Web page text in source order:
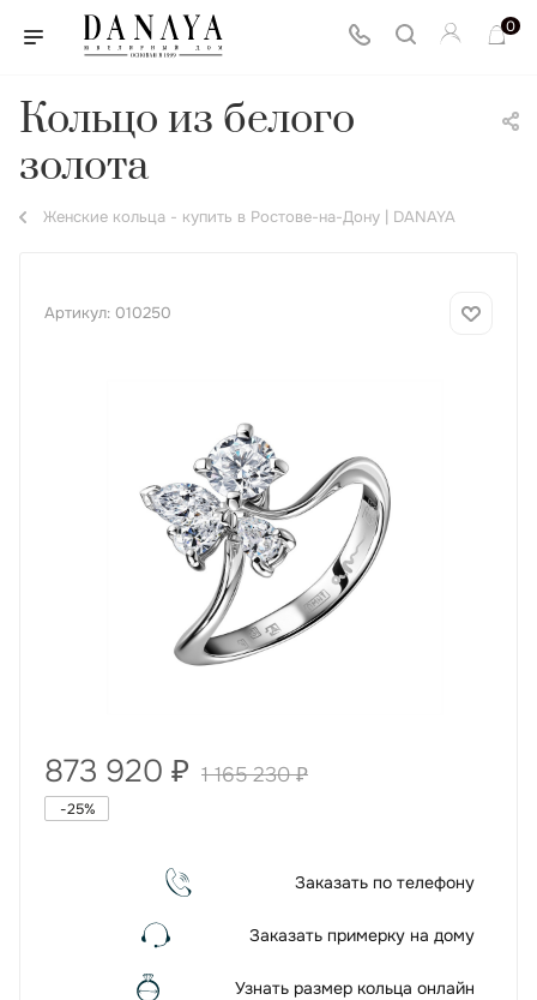
0
Кольцо из белого
золота
Женские кольца - купить в Ростове-на-Дону | DANAYA
Артикул: 010250
873 920 ₽ 1 165 230₽
-25%
Заказать по телефону
Заказать примерку на дому
Узнать размер кольца онлайн